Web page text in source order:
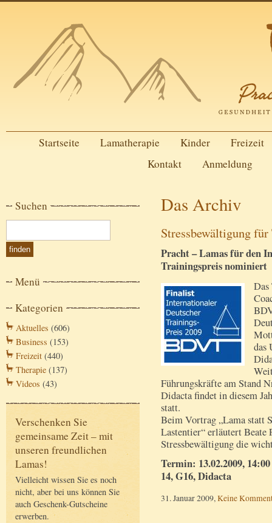
Startseite Lamatherapie Kinder
Freizeit
Kontakt
Anmeldung
Suchen
Menü
Kategorien
Aktuelles (606)
Business (153)
Freizeit (440)
Therapie (137)
Videos (43)
Verschenken Sie
gemeinsame Zeit – mit
unseren freundlichen
Lamas!
Vielleicht wissen Sie es noch
nicht, aber bei uns können Sie
auch Geschenk-Gutscheine
erwerben.
Das Archiv
Stressbewältigung
Pracht – Lamas für den
Trainingspreis nominiert
Das
das
Führungskräfte am Stand
Didacta findet in diesem
statt.
Beim Vortrag „Lama statt
Lastentier“ erläutert Beate
Stressbewältigung die
Termin: 13.02.2009,
14, G16, Didacta
31. Januar 2009,Keine